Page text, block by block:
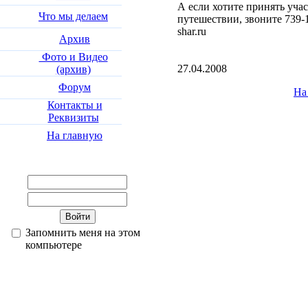
Что мы делаем
Архив
Фото и Видео
(архив)
Форум
Контакты и
Реквизиты
На главную
Запомнить меня на этом
компьютере
А если хотите принять
путешествии, звоните
shar.ru
27.04.2008
На